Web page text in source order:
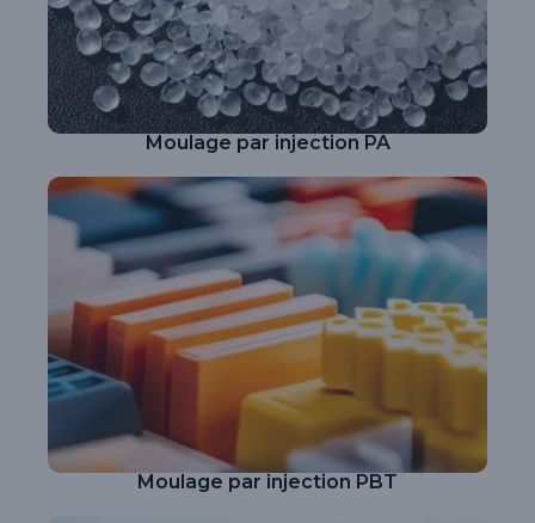
Moulage par injection PA
Moulage par injection PBT